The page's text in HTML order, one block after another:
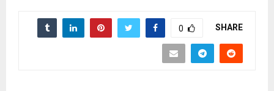
b
o
o
A
p
se
n
er
es
e
gr
st
o
ail
ar
e
SHARE
0